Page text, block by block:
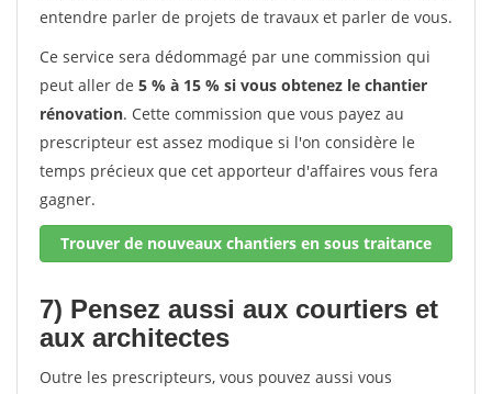
entendre parler de projets de travaux et parler de vous.
Ce service sera dédommagé par une commission qui
peut aller de 5 % à 15 % si vous obtenez le chantier
rénovation. Cette commission que vous payez au
prescripteur est assez modique si l'on considère le
temps précieux que cet apporteur d'affaires vous fera
gagner.
Trouver de nouveaux chantiers en sous traitance
7) Pensez aussi aux courtiers et
aux architectes
Outre les prescripteurs, vous pouvez aussi vous